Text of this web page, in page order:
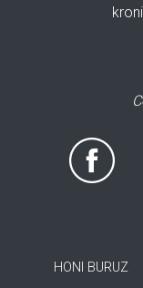
HONI BURUZ